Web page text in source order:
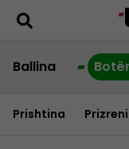
Ballina
Prishtina Prizreni